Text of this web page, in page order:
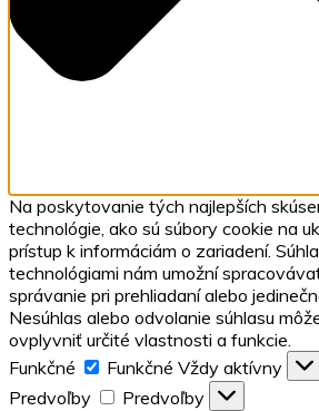
Na poskytovanie tých najlepších
technológie, ako sú súbory cookie na
prístup k informáciám o zariadení.
technológiami nám umožní
správanie pri prehliadaní alebo
Nesúhlas alebo odvolanie súhlasu
ovplyvniť určité vlastnosti a funkcie.
Funkčné
Funkčné Vždy aktívny
Predvoľby
Predvoľby